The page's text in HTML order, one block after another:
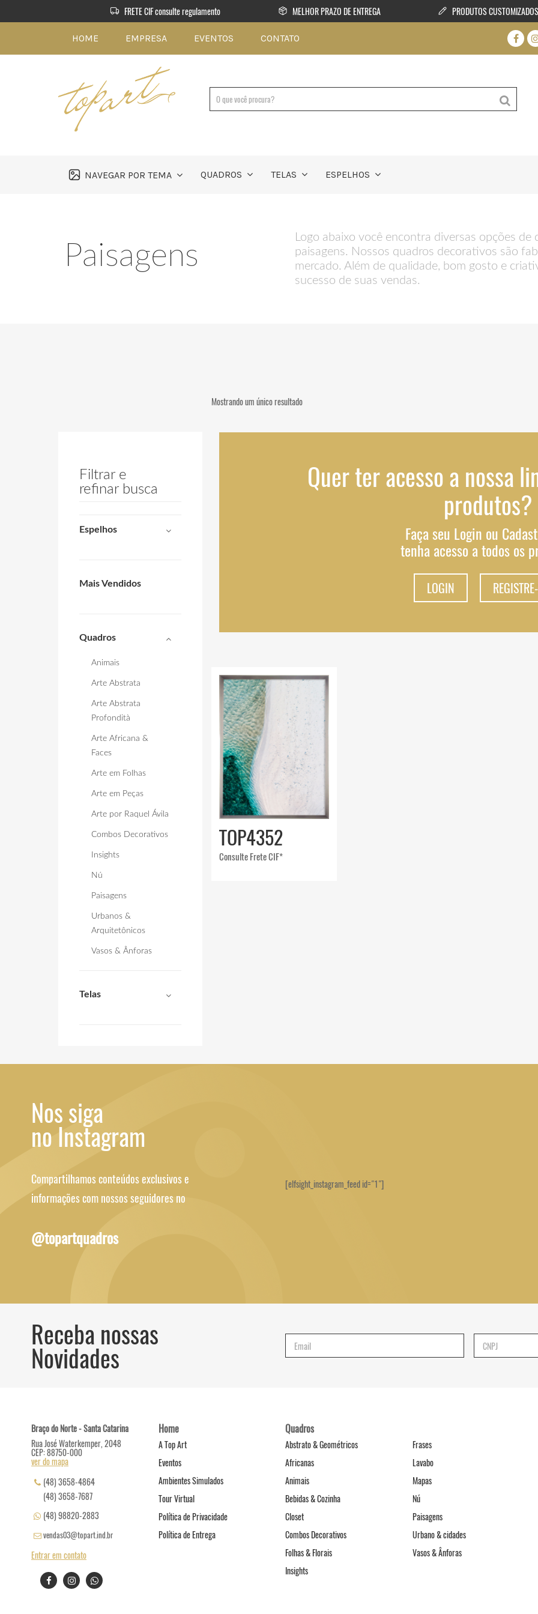
FRETE CIF consulte regulamento MELHOR PRAZO DE ENTREGA PRODUTOS CUSTOMIZADOS
HOME EMPRESA EVENTOS CONTATO
NAVEGAR POR TEMA QUADROS TELAS ESPELHOS
Paisagens
Logo abaixo você encontra diversas opções
paisagens. Nossos quadros decorativos são
mercado. Além de qualidade, bom gosto e
sucesso de suas vendas.
Mostrando um único resultado
Quer ter acesso a nossa
produtos?
Faça seu Login ou
tenha acesso a todos os
LOGIN
TOP4352
Consulte Frete CIF*
Filtrar e
refinar busca
Espelhos
Mais Vendidos
Quadros
Animais
Arte Abstrata
Arte Abstrata
Profondità
Arte Africana &
Faces
Arte em Folhas
Arte em Peças
Arte por Raquel Ávila
Combos Decorativos
Insights
Nú
Paisagens
Urbanos &
Arquitetônicos
Vasos & Ânforas
Telas
Nos siga
no Instagram
Compartilhamos conteúdos exclusivos e
informações com nossos seguidores no
@topartquadros
[elfsight_instagram_feed id="1"]
Receba nossas
Novidades
Braço do Norte - Santa Catarina
Rua José Waterkemper, 2048
CEP: 88750-000
ver do mapa
(48) 3658-4864
(48) 3658-7687
(48) 98820-2883
vendas03@topart.ind.br
Entrar em contato
Home
A Top Art
Eventos
Ambientes Simulados
Tour Virtual
Política de Privacidade
Política de Entrega
Quadros
Abstrato & Geométricos
Africanas
Animais
Bebidas & Cozinha
Closet
Combos Decorativos
Folhas & Florais
Insights
Frases
Lavabo
Mapas
Nú
Paisagens
Urbano & cidades
Vasos & Ânforas